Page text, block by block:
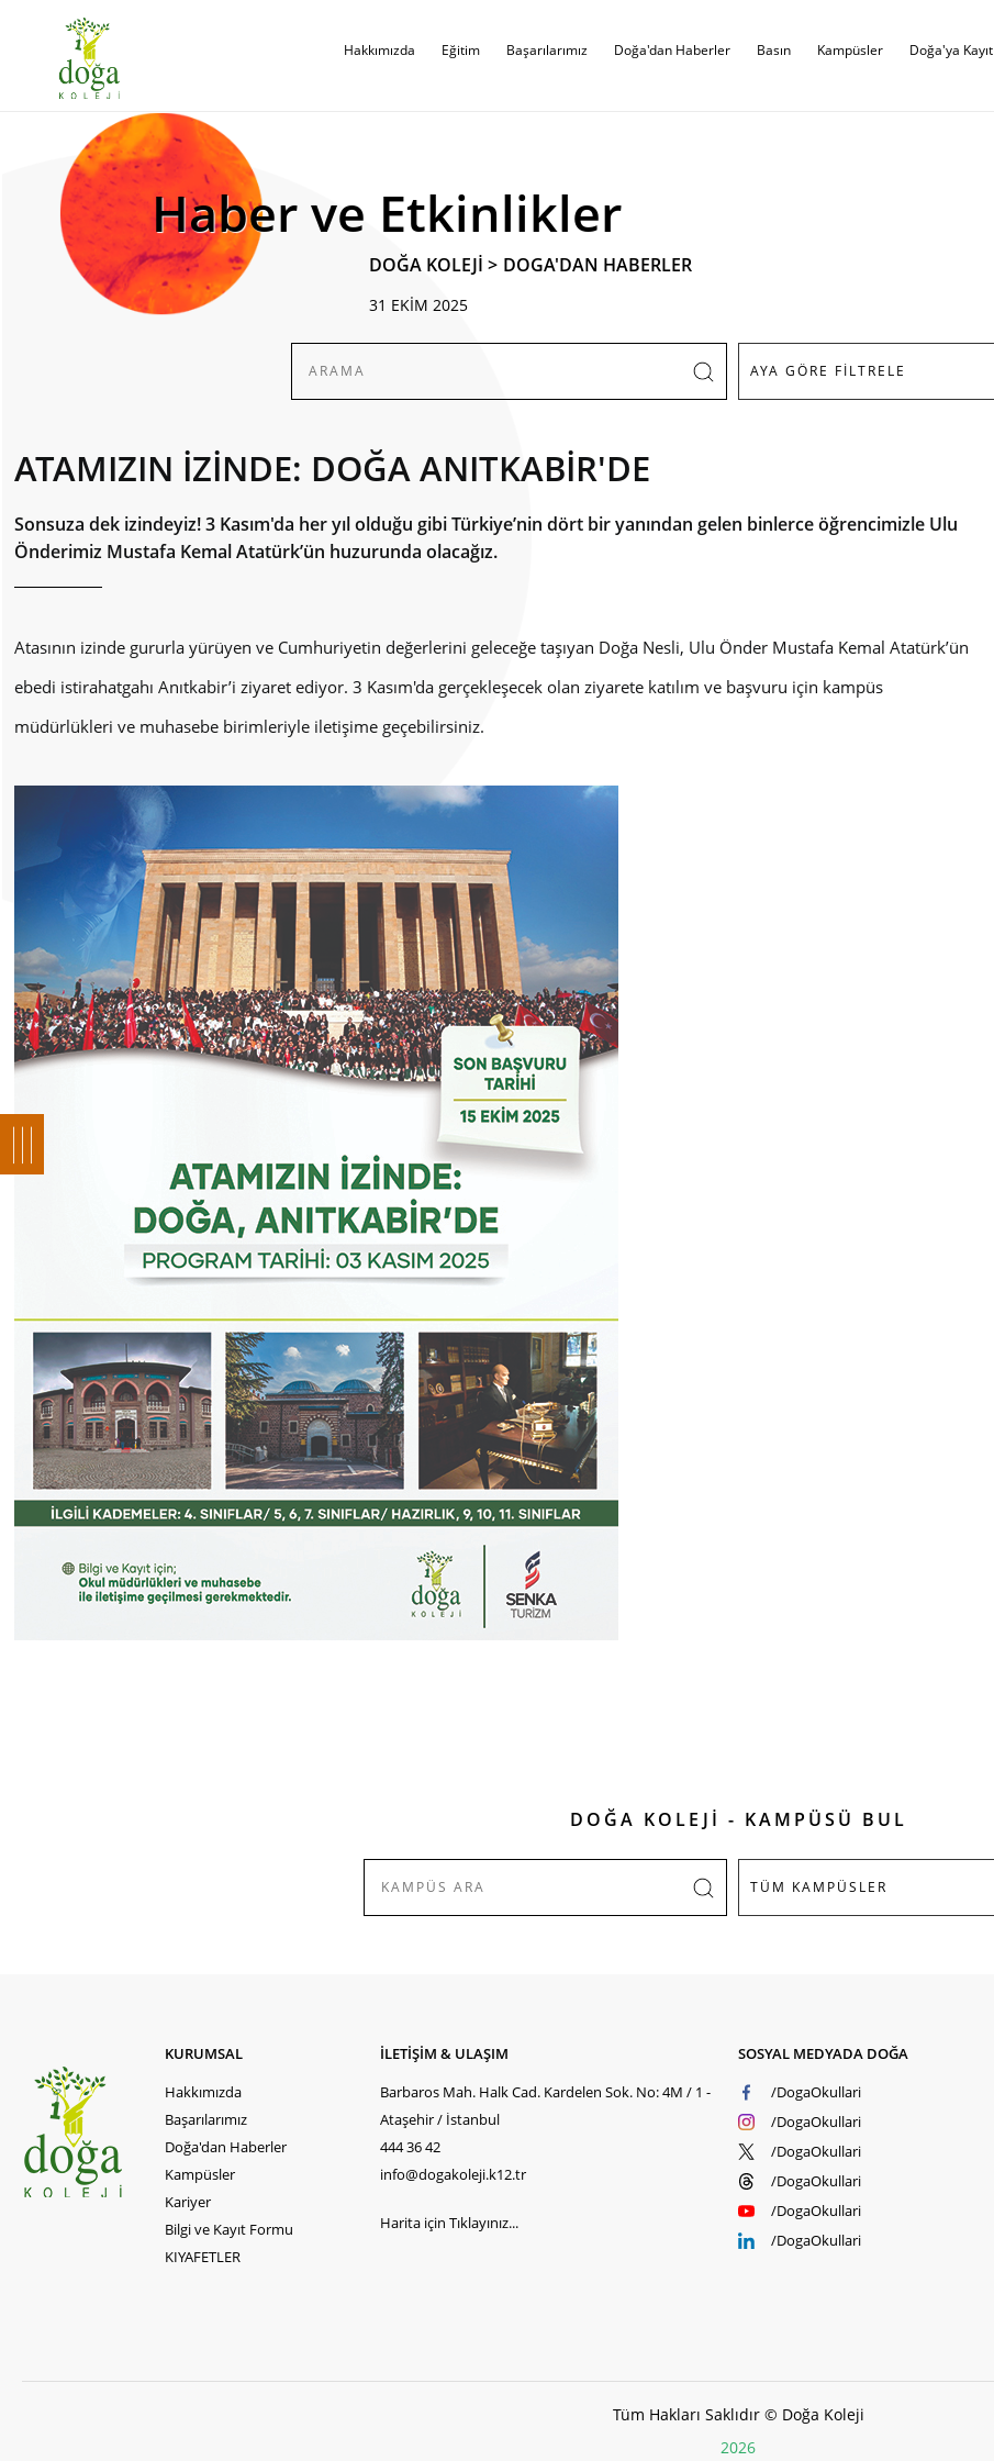
Hakkımızda Eğitim Başarılarımız Doğa'dan Haberler Basın Kampüsler Doğa'ya Kayıt
Haber ve Etkinlikler
DOĞA KOLEJİ > DOGA'DAN HABERLER
31 EKİM 2025
ATAMIZIN İZİNDE: DOĞA ANITKABİR'DE
Sonsuza dek izindeyiz! 3 Kasım'da her yıl olduğu gibi Türkiye’nin dört bir yanından gelen binlerce öğrencimizle Ulu
Önderimiz Mustafa Kemal Atatürk’ün huzurunda olacağız.
Atasının izinde gururla yürüyen ve Cumhuriyetin değerlerini geleceğe taşıyan Doğa Nesli, Ulu Önder Mustafa Kemal Atatürk’ün
ebedi istirahatgahı Anıtkabir’i ziyaret ediyor. 3 Kasım'da gerçekleşecek olan ziyarete katılım ve başvuru için kampüs
müdürlükleri ve muhasebe birimleriyle iletişime geçebilirsiniz.
DOĞA KOLEJİ - KAMPÜSÜ BUL
KURUMSAL
Hakkımızda
Başarılarımız
Doğa'dan Haberler
Kampüsler
Kariyer
Bilgi ve Kayıt Formu
KIYAFETLER
İLETİŞİM & ULAŞIM
Barbaros Mah. Halk Cad. Kardelen Sok. No: 4M / 1 -
Ataşehir / İstanbul
444 36 42
info@dogakoleji.k12.tr
Harita için Tıklayınız...
SOSYAL MEDYADA DOĞA
/DogaOkullari
/DogaOkullari
/DogaOkullari
/DogaOkullari
/DogaOkullari
/DogaOkullari
Tüm Hakları Saklıdır © Doğa Koleji
2026